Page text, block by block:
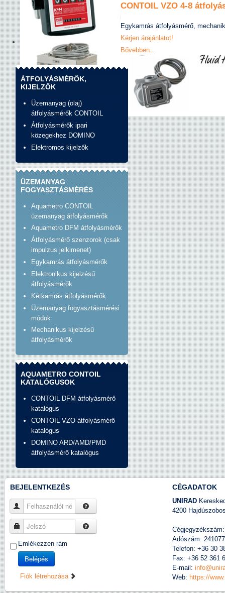
Banner_unirad_piusi.jpg
CONTOIL VZO 4-8
Egykamrás átfolyásmérő,
Kérjen árajánlatot!
Bővebben...
ÁTFOLYÁSMÉRŐK,
KIJELZŐK
Üzemanyag (olaj)
átfolyásmérők CONTOIL
Átfolyásmérők ipari
közegekhez DOMINO
Elektromos kijelzők
ÜZEMANYAG
FOGYASZTÁSMÉRÉS
Aquametro CONTOIL
üzemanyag átfolyásmérők
Aquametro DFM átfolyásmérők
Átfolyásmérő szenzorok (csak
impulzus jelkimenet)
Egykamrás átfolyásmérők
Elektronikus kijelzésű
átfolyásmérők
Kétkamrás átfolyásmérők
Üzemanyag fogyasztásmérési
módok
Mechanikus kijelzésű
átfolyásmérők
AQUAMETRO CONTOIL
KATALÓGUSOK
CONTOIL DFM átfolyásmérő
katalógus
CONTOIL VZO átfolyásmérő
katalógus
DOMINO ARD/AMD/PMD
átfolyásmérő katalógus
BEJELENTKEZÉS
Felhasználói név
Jelszó
Emlékezzen rám
Belépés
Fiók létrehozása
CÉGADATOK
UNIRAD
4200
Adószám:
Telefon: +36 30
Fax: +36 52 361
E-mail:
Web: https://